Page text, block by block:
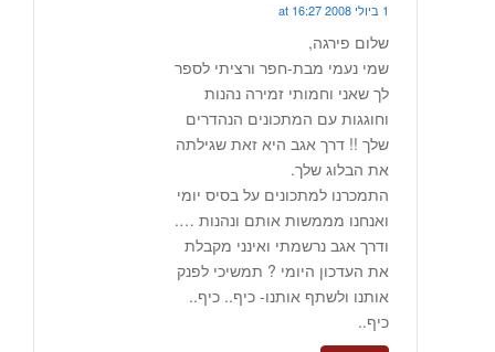
1 ביולי 2008 at 16:27
שלום פירגה,
שמי נעמי מבת-חפר ורציתי לספר
לך שאני וחמותי זמירה נהנות
וחוגגות עם המתכונים הנהדרים
שלך !! דרך אגב היא זאת שגילתה
את הבלוג שלך.
התמכרנו למתכונים על בסיס יומי
ואנחנו מממשות אותם ונהנות ….
ודרך אגב נרשמתי ואינני מקבלת
את העדכון היומי ? תמשיכי לפנק
אותנו ולשתף אותנו- כיף.. כיף..
כיף..